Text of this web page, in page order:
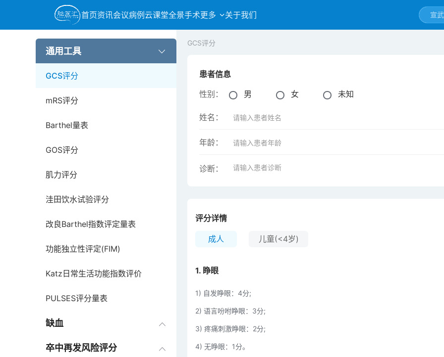
首页资讯会议病例 云课堂全景手术更多 关于我们
通用工具
GCS评分
mRS评分
Barthel量表
GOS评分
肌力评分
洼田饮水试验评分
改良Barthel指数评定量表
功能独立性评定(FIM)
Katz日常生活功能指数评价
PULSES评分量表
功能活动问卷(FAQ)
Richmond躁动-镇静评分(RASS)
缺血
卒中再发风险评分
GCS评分
患者信息
性别：
男 女 未知
姓名：
年龄：
诊断：
评分详情
成人 儿童(<4岁)
1. 睁眼
1) 自发睁眼：4分;
2) 语言吩咐睁眼：3分;
3) 疼痛刺激睁眼：2分;
4) 无睁眼：1分。